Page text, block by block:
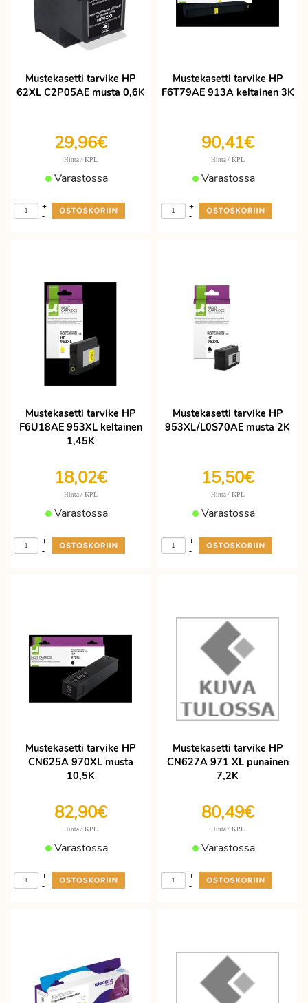
Mustekasetti tarvike HP
62XL C2P05AE musta 0,6K
29,96€
Hinta / KPL
Varastossa
-
+
Mustekasetti tarvike HP
F6T79AE 913A keltainen 3K
90,41€
Hinta / KPL
Varastossa
-
+
Mustekasetti tarvike HP
F6U18AE 953XL keltainen
1,45K
18,02€
Hinta / KPL
Varastossa
-
+
Mustekasetti tarvike HP
953XL/L0S70AE musta 2K
15,50€
Hinta / KPL
Varastossa
-
+
Mustekasetti tarvike HP
CN625A 970XL musta
10,5K
82,90€
Hinta / KPL
Varastossa
-
+
Mustekasetti tarvike HP
CN627A 971 XL punainen
7,2K
80,49€
Hinta / KPL
Varastossa
-
+